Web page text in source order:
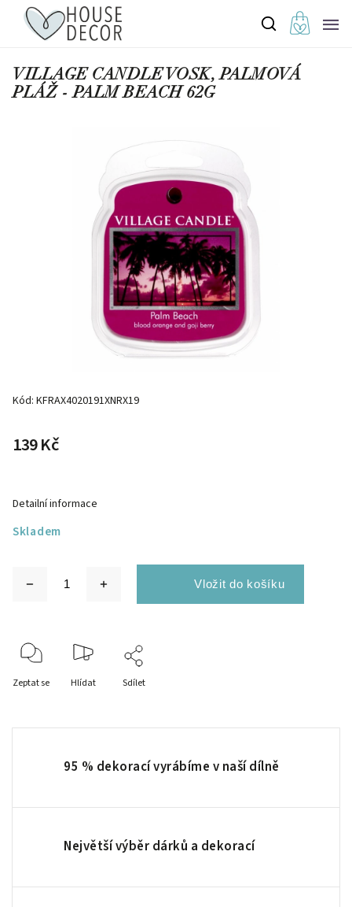
VILLAGE CANDLE VOSK, PALMOVÁ
PLÁŽ - PALM BEACH 62G
Kód: KFRAX4020191XNRX19
139 Kč
Skladem
Detailní informace
Zeptat se Hlídat Sdílet
95 % dekorací vyrábíme v naší dílně
Největší výběr dárků a dekorací